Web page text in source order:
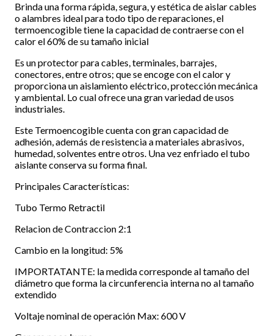
Brinda una forma rápida, segura, y estética de aislar cables
o alambres ideal para todo tipo de reparaciones, el
termoencogible tiene la capacidad de contraerse con el
calor el 60% de su tamaño inicial
Es un protector para cables, terminales, barrajes,
conectores, entre otros; que se encoge con el calor y
proporciona un aislamiento eléctrico, protección mecánica
y ambiental. Lo cual ofrece una gran variedad de usos
industriales.
Este Termoencogible cuenta con gran capacidad de
adhesión, además de resistencia a materiales abrasivos,
humedad, solventes entre otros. Una vez enfriado el tubo
aislante conserva su forma final.
Principales Características:
Tubo Termo Retractil
Relacion de Contraccion 2:1
Cambio en la longitud: 5%
IMPORTATANTE: la medida corresponde al tamaño del
diámetro que forma la circunferencia interna no al tamaño
extendido
Voltaje nominal de operación Max: 600 V